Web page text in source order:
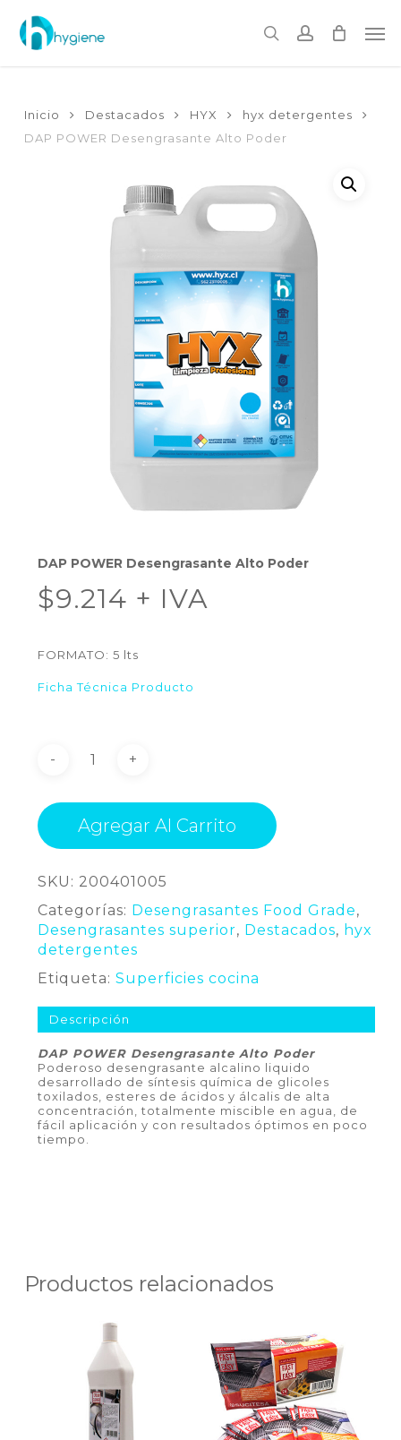
main
content
searchaccount
Inicio Destacados HYX
hyx detergentes
DAP POWER Desengrasante Alto Poder
DAP POWER Desengrasante Alto Poder
$9.214 + IVA
FORMATO: 5 lts
Ficha Técnica Producto
Agregar Al Carrito
SKU: 200401005
Categorías: Desengrasantes Food Grade,
Desengrasantes superior, Destacados, hyx
detergentes
Etiqueta: Superficies cocina
Descripción
DAP POWER Desengrasante Alto Poder
Poderoso desengrasante alcalino liquido
desarrollado de síntesis química de glicoles
toxilados, esteres de ácidos y álcalis de alta
concentración, totalmente miscible en agua, de
fácil aplicación y con resultados óptimos en poco
tiempo.
Productos relacionados